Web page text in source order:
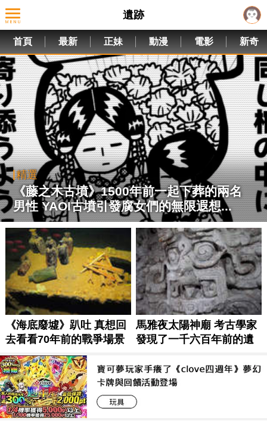
遺跡
首頁 最新 正妹 動漫 電影 新奇
精選